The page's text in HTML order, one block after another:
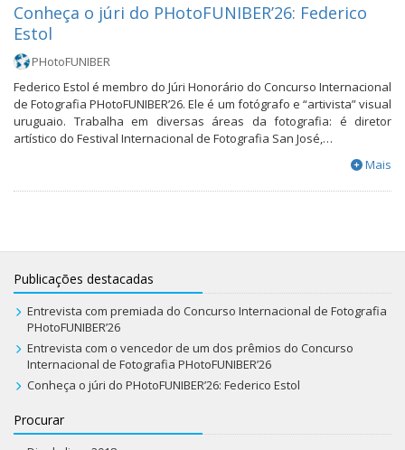
Conheça o júri do PHotoFUNIBER’26: Federico
Estol
PHotoFUNIBER
Federico Estol é membro do Júri Honorário do Concurso Internacional
de Fotografia PHotoFUNIBER’26. Ele é um fotógrafo e “artivista” visual
uruguaio. Trabalha em diversas áreas da fotografia: é diretor
artístico do Festival Internacional de Fotografia San José,…
Mais
Publicações destacadas
Entrevista com premiada do Concurso Internacional de Fotografia
PHotoFUNIBER’26
Entrevista com o vencedor de um dos prêmios do Concurso
Internacional de Fotografia PHotoFUNIBER’26
Conheça o júri do PHotoFUNIBER’26: Federico Estol
Procurar